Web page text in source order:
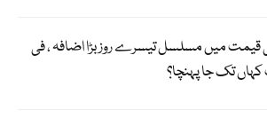
قیمت میں مسلسل تیسرے روز بڑا اضافہ ، فی
کہاں تک جا پہنچا؟